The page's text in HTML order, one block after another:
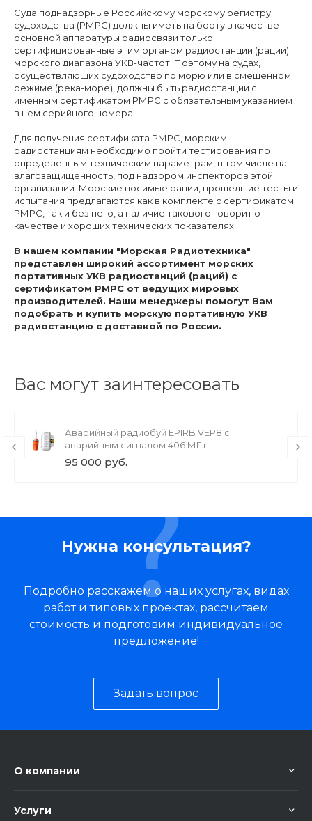
Суда поднадзорные Российскому морскому регистру
судоходства (РМРС) должны иметь на борту в качестве
основной аппаратуры радиосвязи только
сертифицированные этим органом радиостанции (рации)
морского диапазона УКВ-частот. Поэтому на судах,
осуществляющих судоходство по морю или в смешенном
режиме (река-море), должны быть радиостанции с
именным сертификатом РМРС с обязательным указанием
в нем серийного номера.
Для получения сертификата РМРС, морским
радиостанциям необходимо пройти тестирования по
определенным техническим параметрам, в том числе на
влагозащищенность, под надзором инспекторов этой
организации. Морские носимые рации, прошедшие тесты и
испытания предлагаются как в комплекте с сертификатом
РМРС, так и без него, а наличие такового говорит о
качестве и хороших технических показателях.
В нашем компании "Морская Радиотехника"
представлен широкий ассортимент морских
портативных УКВ радиостанций (раций) с
сертификатом РМРС от ведущих мировых
производителей. Наши менеджеры помогут Вам
подобрать и купить морскую портативную УКВ
радиостанцию с доставкой по России.
Вас могут заинтересовать
Аварийный радиобуй EPIRB VEP8 с
аварийным сигналом 406 МГц
95 000 руб.
Нужна консультация?
Подробно расскажем о наших услугах, видах
работ и типовых проектах, рассчитаем
стоимость и подготовим индивидуальное
предложение!
Задать вопрос
О компании
Услуги